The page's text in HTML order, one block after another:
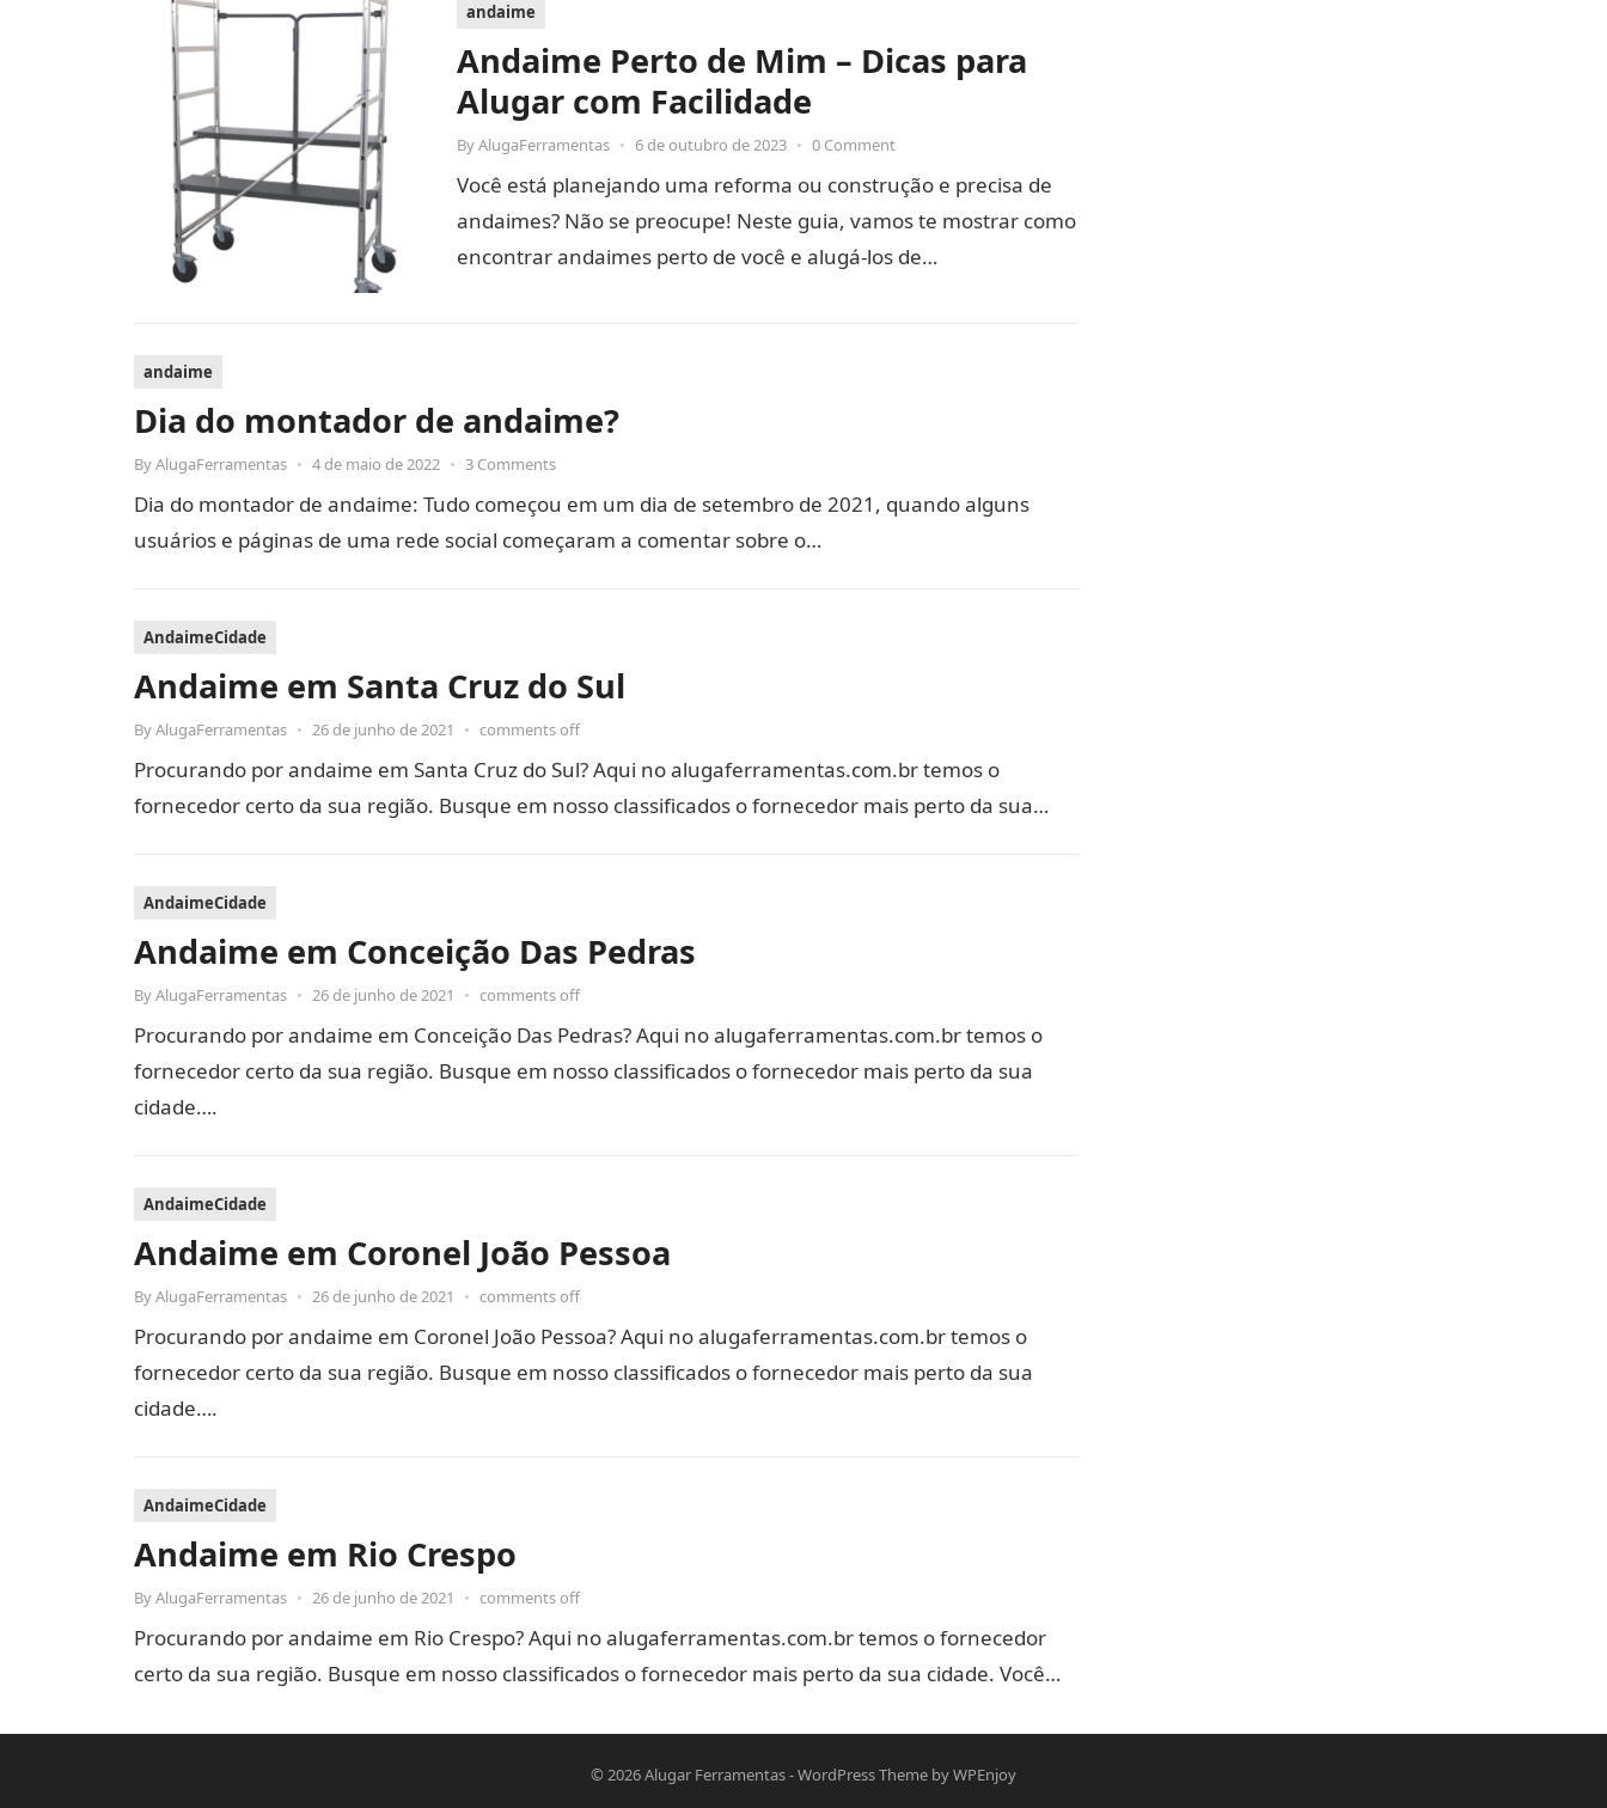
andaime
Andaime Perto de Mim – Dicas para
Alugar com Facilidade
ByAlugaFerramentas • 6 de outubro de 2023 • 0 Comment
Você está planejando uma reforma ou construção e precisa de
andaimes? Não se preocupe! Neste guia, vamos te mostrar como
encontrar andaimes perto de você e alugá-los de…
andaime
Dia do montador de andaime?
ByAlugaFerramentas • 4 de maio de 2022 • 3 Comments
Dia do montador de andaime: Tudo começou em um dia de setembro de 2021, quando alguns
usuários e páginas de uma rede social começaram a comentar sobre o…
AndaimeCidade
Andaime em Santa Cruz do Sul
ByAlugaFerramentas • 26 de junho de 2021 • comments off
Procurando por andaime em Santa Cruz do Sul? Aqui no alugaferramentas.com.br temos o
fornecedor certo da sua região. Busque em nosso classificados o fornecedor mais perto da sua…
AndaimeCidade
Andaime em Conceição Das Pedras
ByAlugaFerramentas • 26 de junho de 2021 • comments off
Procurando por andaime em Conceição Das Pedras? Aqui no alugaferramentas.com.br temos o
fornecedor certo da sua região. Busque em nosso classificados o fornecedor mais perto da sua
cidade….
AndaimeCidade
Andaime em Coronel João Pessoa
ByAlugaFerramentas • 26 de junho de 2021 • comments off
Procurando por andaime em Coronel João Pessoa? Aqui no alugaferramentas.com.br temos o
fornecedor certo da sua região. Busque em nosso classificados o fornecedor mais perto da sua
cidade….
AndaimeCidade
Andaime em Rio Crespo
ByAlugaFerramentas • 26 de junho de 2021 • comments off
Procurando por andaime em Rio Crespo? Aqui no alugaferramentas.com.br temos o fornecedor
certo da sua região. Busque em nosso classificados o fornecedor mais perto da sua cidade. Você…
© 2026Alugar Ferramentas-WordPress Theme byWPEnjoy